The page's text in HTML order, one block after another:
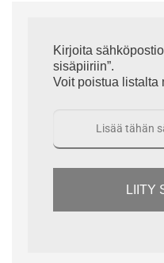
Kirjoita
sisäpiiriin”.
Voit poistua listalta
LIITY